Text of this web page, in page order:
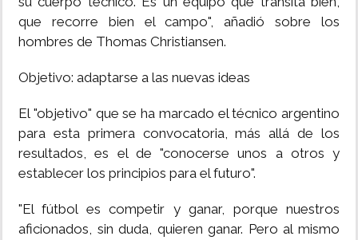
que recorre bien el campo", añadió sobre los
hombres de Thomas Christiansen.
Objetivo: adaptarse a las nuevas ideas
El "objetivo" que se ha marcado el técnico argentino
para esta primera convocatoria, más allá de los
resultados, es el de "conocerse unos a otros y
establecer los principios para el futuro".
"El fútbol es competir y ganar, porque nuestros
aficionados, sin duda, quieren ganar. Pero al mismo